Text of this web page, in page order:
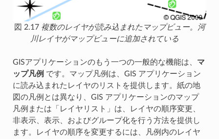
図 2.17 複数のレイヤが読み込まれたマップビュー。河
川レイヤがマップビューに追加されている
GISアプリケーションのもう一つの一般的な機能は、 マ
ップ凡例 です。マップ凡例は、GIS アプリケーション
に読み込まれたレイヤのリストを提供します。紙の地
図の凡例とは異なり、GIS アプリケーションのマップ
凡例または「レイヤリスト」は、レイヤの順序変更、
非表示、表示、およびグループ化を行う方法を提供し
ます。レイヤの順序を変更するには、凡例内のレイヤ